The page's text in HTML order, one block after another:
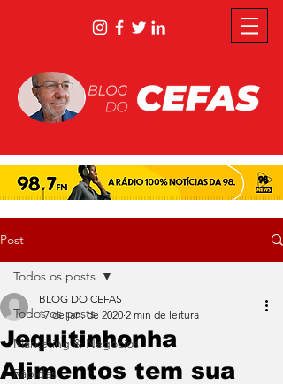
Post
Todos os posts
Marketing & Negócios
Rápidas
Todos os posts
Jequitinhonha
Alimentos tem sua
BLOG DO CEFAS
17 de jan. de 2020 2 min de leitura